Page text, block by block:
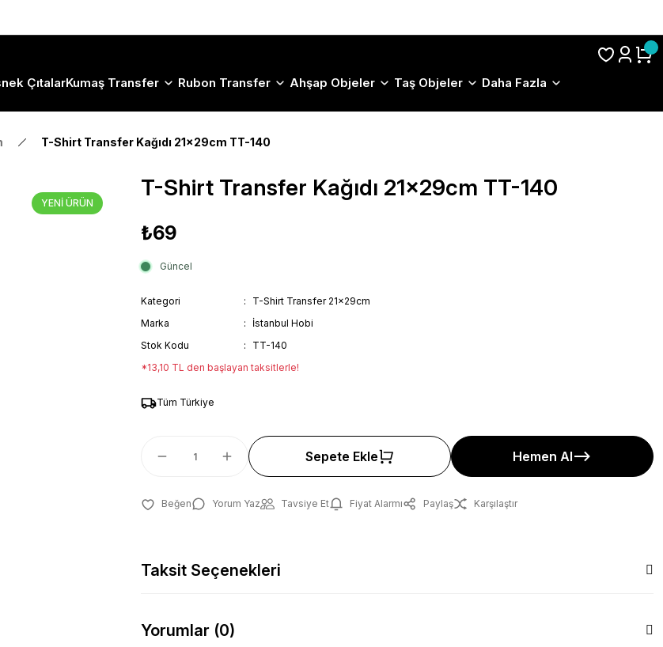
ÇıtalarKumaş Transfer Rubon Transfer Ahşap Objeler Taş Objeler Daha Fazla
T-Shirt Transfer Kağıdı 21x29cm TT-140
YENİ ÜRÜN
T-Shirt Transfer Kağıdı 21x29cm TT-140
₺69
Güncel
Kategori
T-Shirt Transfer 21x29cm
Marka
İstanbul Hobi
Stok Kodu
TT-140
*13,10 TL den başlayan taksitlerle!
Tüm Türkiye
Sepete Ekle Hemen Al
Yorum Yaz Tavsiye Et Fiyat Alarmı Paylaş Karşılaştır
Taksit Seçenekleri
Yorumlar (0)